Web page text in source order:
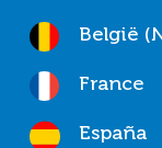
België
France
España